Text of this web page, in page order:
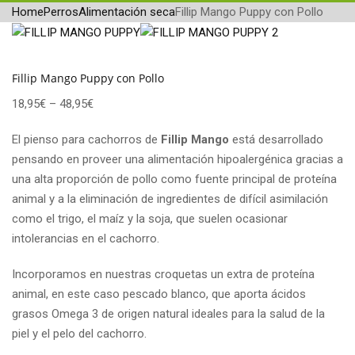
HomePerrosAlimentación secaFillip Mango Puppy con Pollo
Fillip Mango Puppy con Pollo
18,95€ – 48,95€
El pienso para cachorros de Fillip Mango está desarrollado
pensando en proveer una alimentación hipoalergénica gracias a
una alta proporción de pollo como fuente principal de proteína
animal y a la eliminación de ingredientes de difícil asimilación
como el trigo, el maíz y la soja, que suelen ocasionar
intolerancias en el cachorro.
Incorporamos en nuestras croquetas un extra de proteína
animal, en este caso pescado blanco, que aporta ácidos
grasos Omega 3 de origen natural ideales para la salud de la
piel y el pelo del cachorro.